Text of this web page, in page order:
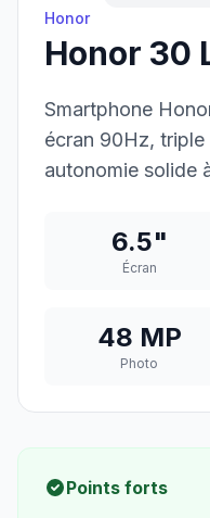
Honor
Honor 30
Smartphone
écran 90Hz,
autonomie solide
6.5"
Écran
48 MP
Photo
Points forts